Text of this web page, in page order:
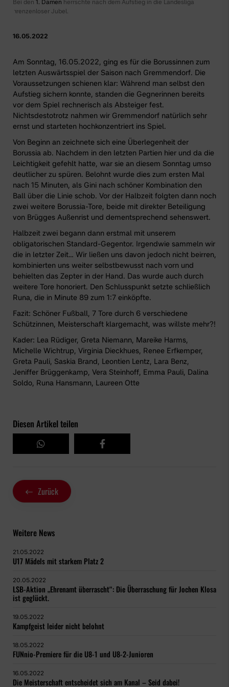
Bei den 1. Damen herrschte nach dem Aufstieg in die Landesliga
grenzenloser Jubel.
16.05.2022
Am Sonntag, 16.05.2022, ging es für die Borussinnen zum
letzten Auswärtsspiel der Saison nach Gremmendorf. Die
Voraussetzungen schienen klar: Während man selbst den
Aufstieg sichern konnte, standen die Gegnerinnen bereits
vor dem Spiel rechnerisch als Absteiger fest.
Nichtsdestotrotz nahmen wir Gremmendorf natürlich sehr
ernst und starteten hochkonzentriert ins Spiel.
Von Beginn an zeichnete sich eine Überlegenheit der
Borussia ab. Nachdem in den letzten Partien hier und da die
Leichtigkeit gefehlt hatte, war sie an diesem Sonntag umso
deutlicher zu spüren. Belohnt wurde dies zum ersten Mal
nach 15 Minuten, als Gini nach schöner Kombination den
Ball über die Linie schob. Vor der Halbzeit folgten dann noch
zwei weitere Borussia-Tore, beide mit direkter Beteiligung
von Brügges Außenrist und dementsprechend sehenswert.
Halbzeit zwei begann dann erstmal mit unserem
obligatorischen Standard-Gegentor. Irgendwie sammeln wir
die in letzter Zeit… Wir ließen uns davon jedoch nicht beirren,
kombinierten uns weiter selbstbewusst nach vorn und
behielten das Zepter in der Hand. Das wurde auch durch
weitere Tore honoriert. Den Schlusspunkt setzte schließlich
Runa, die in Minute 89 zum 1:7 einköpfte.
Fazit: Schöner Fußball, 7 Tore durch 6 verschiedene
Schützinnen, Meisterschaft klargemacht, was willste mehr?!
Kader: Lea Rüdiger, Greta Niemann, Mareike Harms,
Michelle Wichtrup, Virginia Dieckhues, Renee Erfkemper,
Greta Pauli, Saskia Brand, Leontien Lentz, Lara Benz,
Jeniffer Brüggenkamp, Vera Steinhoff, Emma Pauli, Dalina
Soldo, Runa Hansmann, Laureen Otte
Diesen Artikel teilen
Zurück
Weitere News
21.05.2022
U17 Mädels mit starkem Platz 2
20.05.2022
LSB-Aktion „Ehrenamt überrascht“: Die Überraschung für Jochen Klosa
ist geglückt.
19.05.2022
Kampfgeist leider nicht belohnt
18.05.2022
FUNnio-Premiere für die U8-1 und U8-2-Junioren
16.05.2022
Die Meisterschaft entscheidet sich am Kanal – Seid dabei!